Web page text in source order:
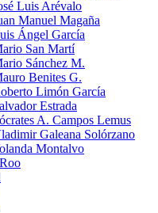
Luis Arévalo
Manuel Magaña
Ángel García
San Martí
Sánchez M.
Benites G.
Limón García
Estrada
A. Campos Lemus
Galeana Solórzano
Montalvo